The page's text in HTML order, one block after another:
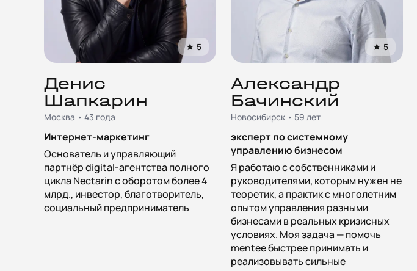
★ 5
Денис
Шапкарин
Москва • 43 года
Интернет-маркетинг
Основатель и управляющий
партнёр digital-агентства полного
цикла Nectarin с оборотом более 4
млрд., инвестор, благотворитель,
социальный предприниматель
★ 5
Александр
Бачинский
Новосибирск • 59 лет
эксперт по системному
управлению бизнесом
Я работаю с собственниками и
руководителями, которым нужен не
теоретик, а практик с многолетним
опытом управления разными
бизнесами в реальных кризисных
условиях. Моя задача — помочь
mentee быстрее принимать и
реализовывать сильные